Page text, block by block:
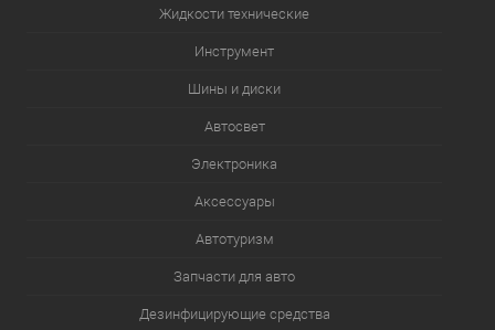
Жидкости технические
Инструмент
Шины и диски
Автосвет
Электроника
Аксессуары
Автотуризм
Запчасти для авто
Дезинфицирующие средства